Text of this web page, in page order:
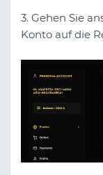
3. Gehen Sie
Konto auf die